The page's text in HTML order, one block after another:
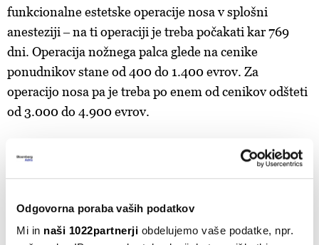
Odgovorna poraba vaših podatkov
Mi in naši 1022partnerji obdelujemo vaše podatke, npr.
funkcionalne estetske operacije nosa v splošni
anesteziji ‒ na ti operaciji je treba počakati kar 769
dni. Operacija nožnega palca glede na cenike
ponudnikov stane od 400 do 1.400 evrov. Za
operacijo nosa pa je treba po enem od cenikov odšteti
od 3.000 do 4.900 evrov.
Najdaljša čakalna doba med vsemi storitvami pa po
zadnjih podatkih NIJZ
redno– 902 dneva. Pregled stane od 100 do 140
evrov, sodeč po objavljenih cenikih.